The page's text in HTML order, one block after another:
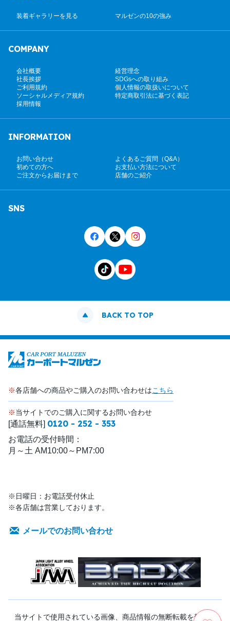
装着ギャラリーを見る マルゼンの10の強み
COMPANY
会社概要
経営理念
社長挨拶
SDGsへの取り組み
ご利用規約
個人情報の取扱いについて
ソーシャルメディア規約
特定商取引法に基づく表記
採用情報
INFORMATION
お問い合わせ
よくあるご質問（Q&A）
初めての方へ
お支払い方法について
ご注文からお届けまで
店舗のご紹介
SNS
BACK TO TOP
※各店舗への商品やご購入のお問い合わせはこちら
※当サイトでのご購入に関するお問い合わせ
[通話無料] 0120 - 252 - 353
お電話の受付時間：
月～土 AM10:00～PM7:00
※日曜日：お電話受付休止
※各店舗は営業しております。
メールでのお問い合わせ
当サイトで使用されている画像、商品情報の無断転載を禁じま